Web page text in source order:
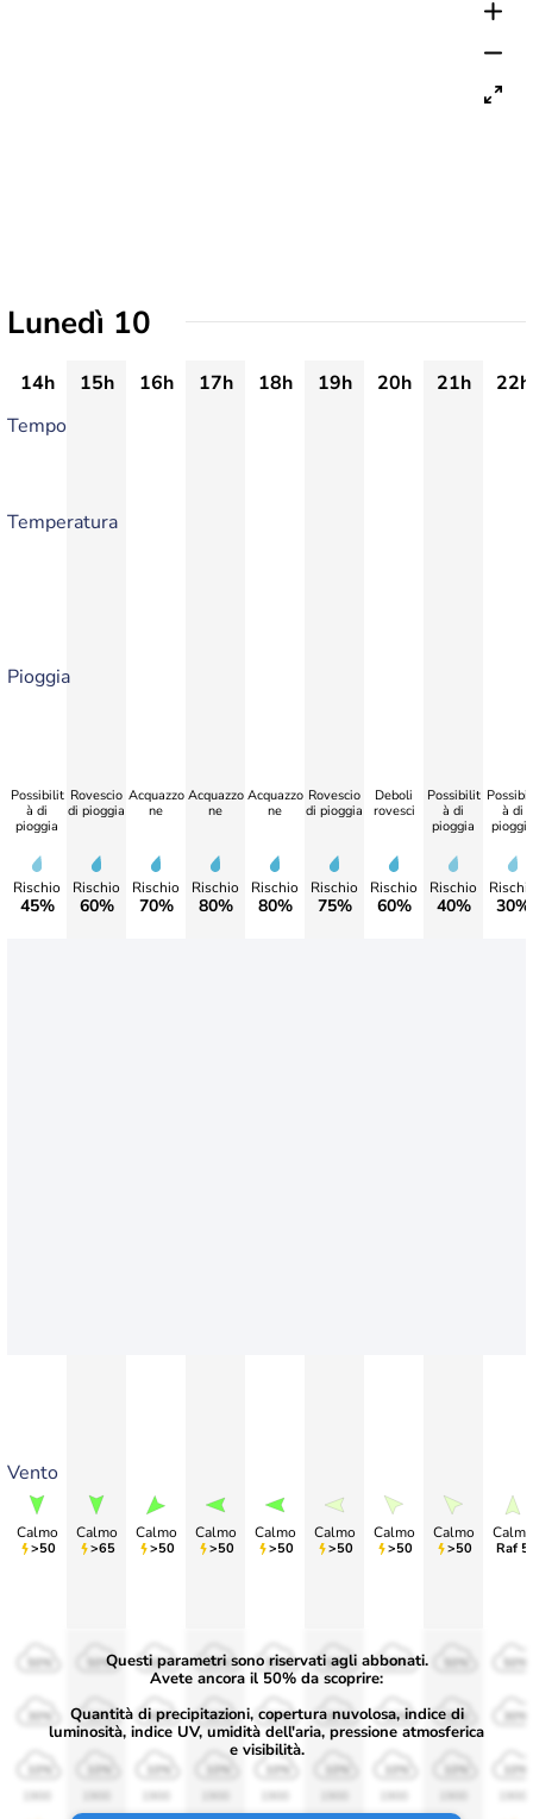
Lunedì 10
14h 15h 16h 17h 18h 19h 20h 21h
22h
Tempo
Temperatura
Pioggia
Vento
Possibilit
à di
pioggia
Rischio
45%
Calmo
>50
Rovescio
di pioggia
Rischio
60%
Calmo
>65
Acquazzo
ne
Rischio
70%
Calmo
>50
Acquazzo
ne
Rischio
80%
Calmo
>50
Acquazzo
ne
Rischio
80%
Calmo
>50
Rovescio
di pioggia
Rischio
75%
Calmo
>50
Deboli
rovesci
Rischio
60%
Calmo
>50
Possibilit
à di
pioggia
Rischio
40%
Calmo
>50
à di
pioggia
30%
Calmo
Raf 5
50%
30%
10%
50%
30%
50%
30%
10%
50%
30%
50%
30%
10%
50%
30%
50%
30%
10%
30% 30%
Questi parametri sono riservati agli abbonati.
Avete ancora il 50% da scoprire:
Quantità di precipitazioni, copertura nuvolosa, indice di
luminosità, indice UV, umidità dell'aria, pressione atmosferica
e visibilità.